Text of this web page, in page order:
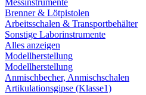
Messinstrumente
Brenner & Lötpistolen
Arbeitsschalen & Transportbehälter
Sonstige Laborinstrumente
Alles anzeigen
Modellherstellung
Modellherstellung
Anmischbecher, Anmischschalen
Artikulationsgipse (Klasse1)